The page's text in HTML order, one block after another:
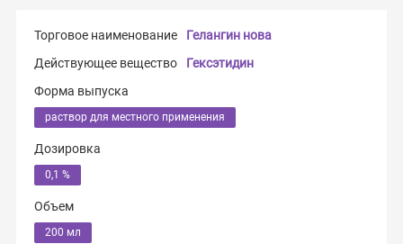
Торговое наименование
Гелангин нова
Действующее вещество
Гексэтидин
Форма выпуска
раствор для местного применения
Дозировка
0,1 %
Объем
200 мл